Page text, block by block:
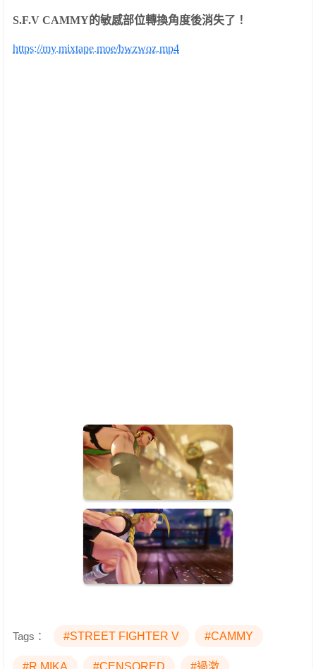
S.F.V CAMMY的敏感部位轉換角度後消失了！
https://my.mixtape.moe/bwzwoz.mp4
Tags： #STREET FIGHTER V #CAMMY
#R.MIKA #CENSORED #過激